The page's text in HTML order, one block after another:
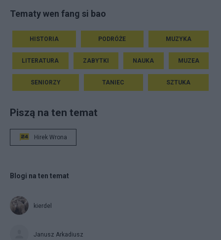
Tematy wen fang si bao
HISTORIA PODRÓŻE MUZYKA
LITERATURA ZABYTKI NAUKA MUZEA
SENIORZY TANIEC SZTUKA
Piszą na ten temat
Hirek Wrona
Blogi na ten temat
kierdel
Janusz Arkadiusz